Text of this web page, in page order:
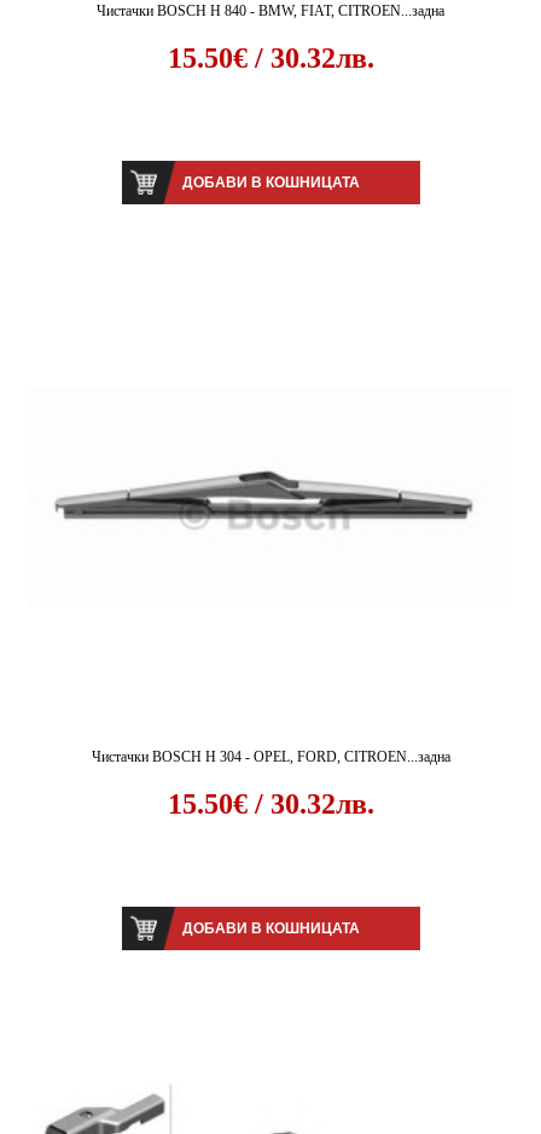
Чистачки BOSCH H 840 - BMW, FIAT, CITROEN...задна
15.50€ / 30.32лв.
ДОБАВИ В КОШНИЦАТА
Чистачки BOSCH H 304 - OPEL, FORD, CITROEN...задна
15.50€ / 30.32лв.
ДОБАВИ В КОШНИЦАТА